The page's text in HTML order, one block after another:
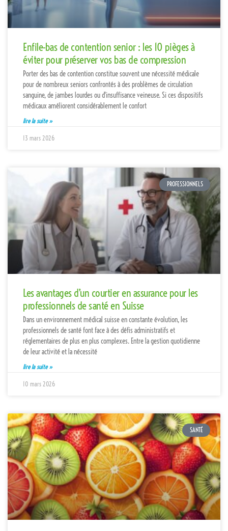
Enfile-bas de contention senior : les 10 pièges à
éviter pour préserver vos bas de compression
Porter des bas de contention constitue souvent une nécessité médicale
pour de nombreux seniors confrontés à des problèmes de circulation
sanguine, de jambes lourdes ou d'insuffisance veineuse. Si ces dispositifs
médicaux améliorent considérablement le confort
lire la suite »
13 mars 2026
PROFESSIONNELS
Les avantages d’un courtier en assurance pour les
professionnels de santé en Suisse
Dans un environnement médical suisse en constante évolution, les
professionnels de santé font face à des défis administratifs et
réglementaires de plus en plus complexes. Entre la gestion quotidienne
de leur activité et la nécessité
lire la suite »
10 mars 2026
SANTÉ